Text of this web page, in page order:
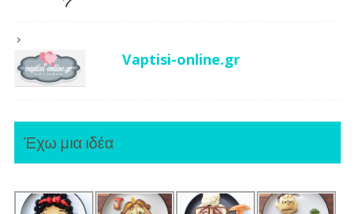
Vaptisi-online.gr
Έχω μια ιδέα